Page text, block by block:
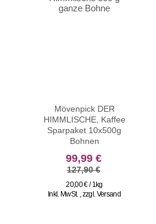
Mövenpick DER
HIMMLISCHE, Kaffee
Sparpaket 10x500g
Bohnen
sonderangebot
99,99 €
127,90 €
20,00 € / 1kg
Inkl. MwSt. ,zzgl.Versand